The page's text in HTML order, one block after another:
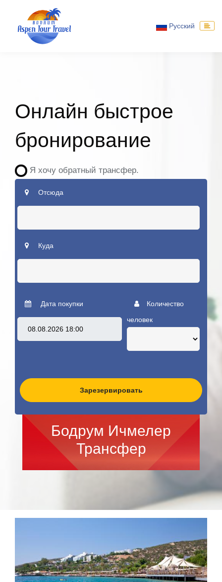
Русский
Онлайн быстрое
бронирование
Я хочу обратный трансфер.
Отсюда
Куда
Дата покупки
Количество
человек
Зарезервировать
Бодрум Ичмелер
Трансфер